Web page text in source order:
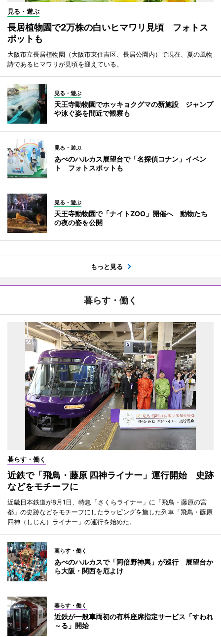
見る・遊ぶ
長居植物園で2万株の白いヒマワリ見頃 フォトス
ポットも
大阪市立長居植物園（大阪市東住吉区、長居公園内）で現在、夏の風物
詩であるヒマワリが見頃を迎えている。
見る・遊ぶ
天王寺動物園でホッキョクグマの新施設 ジャンプ
や泳ぐ姿を間近で観察も
見る・遊ぶ
あべのハルカス展望台で「名探偵コナン」イベン
ト フォトスポットも
見る・遊ぶ
天王寺動物園で「ナイトZOO」開催へ 動物たち
の夜の姿を公開
もっと見る
暮らす・働く
暮らす・働く
近鉄で「飛鳥・藤原 四神ライナー」運行開始 史跡
などをモチーフに
近畿日本鉄道が8月1日、特急「さくらライナー」に「飛鳥・藤原の宮
都」の史跡などをモチーフにしたラッピングを施した列車「飛鳥・藤原
四神（しじん）ライナー」の運行を始めた。
暮らす・働く
あべのハルカスで「阿倍野神輿」が巡行 展望台か
ら大阪・関西を厄よけ
暮らす・働く
近鉄が一般車両初の有料座席指定サービス「すわれ
～る」開始